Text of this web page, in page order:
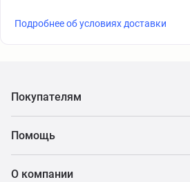
Подробнее об условиях доставки
Покупателям
Помощь
О компании